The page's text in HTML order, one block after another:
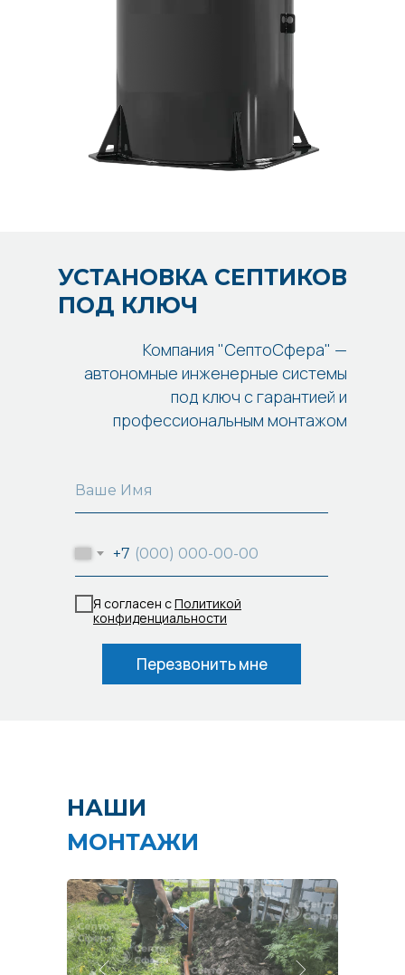
УСТАНОВКА СЕПТИКОВ
ПОД КЛЮЧ
Компания "СептоСфера" —
автономные инженерные системы
под ключ с гарантией и
профессиональным монтажом
+7
Я согласен сПолитикой
конфиденциальности
Перезвонить мне
НАШИ
МОНТАЖИ